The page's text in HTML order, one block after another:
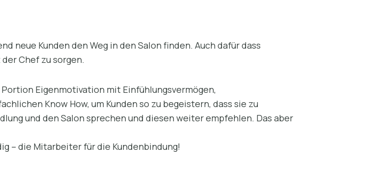
neue Kunden den Weg in den Salon finden. Auch dafür dass
Chef zu sorgen.
Eigenmotivation mit Einfühlungsvermögen,
Know How, um Kunden so zu begeistern, dass sie zu
und den Salon sprechen und diesen weiter empfehlen. Das aber
– die Mitarbeiter für die Kundenbindung!